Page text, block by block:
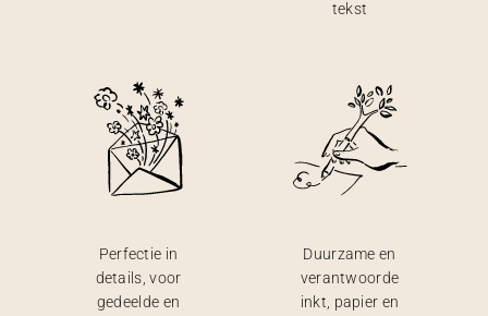
tekst
Perfectie in
details, voor
gedeelde en
Duurzame en
verantwoorde
inkt, papier en